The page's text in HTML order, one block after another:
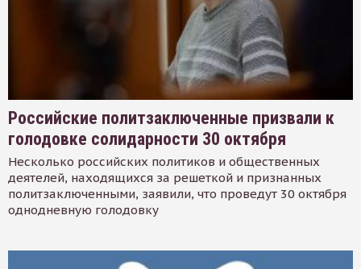
Российские политзаключенные призвали к
голодовке солидарности 30 октября
Несколько российских политиков и общественных
деятелей, находящихся за решеткой и признанных
политзаключенными, заявили, что проведут 30 октября
однодневную голодовку